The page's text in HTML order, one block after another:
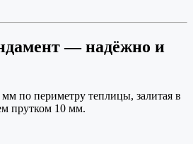
— надёжно и
по периметру теплицы, залитая в
прутком 10 мм.